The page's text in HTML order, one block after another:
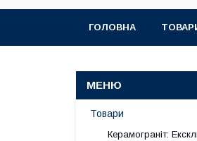
ГОЛОВНА
Товари
Керамограніт: